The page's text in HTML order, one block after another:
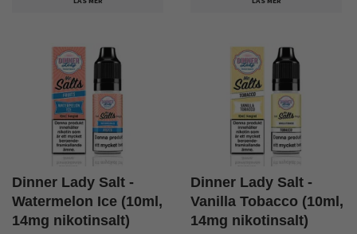
Dinner Lady Salt -
Watermelon Ice (10ml,
14mg nikotinsalt)
Dinner Lady Salt -
Vanilla Tobacco (10ml,
14mg nikotinsalt)